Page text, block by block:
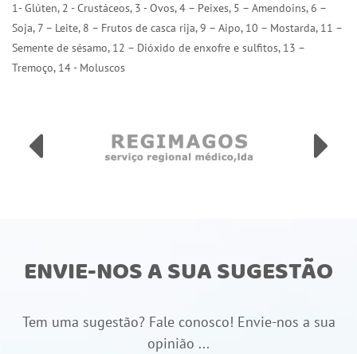
1- Glúten, 2 - Crustáceos, 3 - Ovos, 4 – Peixes, 5 – Amendoins, 6 –
Soja, 7 – Leite, 8 – Frutos de casca rija, 9 – Aipo, 10 – Mostarda, 11 –
Semente de sésamo, 12 – Dióxido de enxofre e sulfitos, 13 –
Tremoço, 14 - Moluscos
ENVIE-NOS A SUA SUGESTÃO
Tem uma sugestão? Fale conosco! Envie-nos a sua
opinião ...